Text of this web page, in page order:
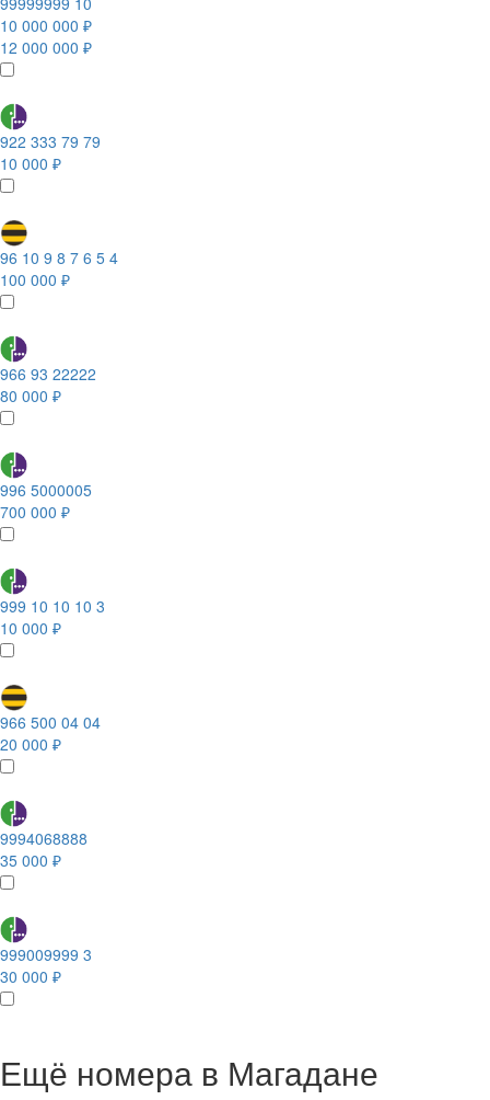
10 000 000 ₽
12 000 000 ₽
922 333 79 79
10 000 ₽
96 10 9 8 7 6 5 4
100 000 ₽
966 93 22222
80 000 ₽
996 5000005
700 000 ₽
999 10 10 10 3
10 000 ₽
966 500 04 04
20 000 ₽
9994068888
35 000 ₽
999009999 3
30 000 ₽
Ещё номера в Магадане